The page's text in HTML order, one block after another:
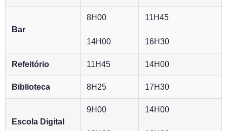
Bar
8H00
14H00
11H45
16H30
Refeitório 11H45 14H00
Biblioteca 8H25 17H30
Escola Digital
9H00 14H00